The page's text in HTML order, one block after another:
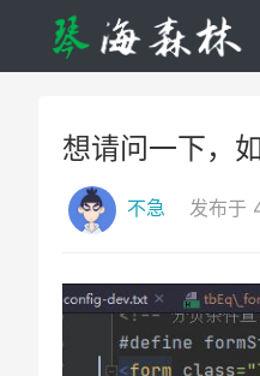
想请问一下，
不急 发布于